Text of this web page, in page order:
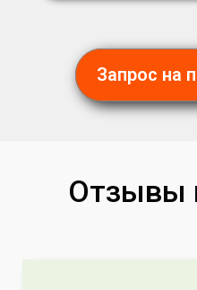
Запрос на
Отзывы